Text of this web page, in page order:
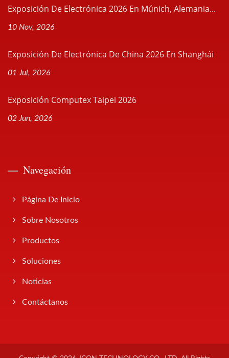
Exposición De Electrónica 2026 En Múnich, Alemania...
10 Nov, 2026
Exposición De Electrónica De China 2026 En Shanghái
01 Jul, 2026
Exposición Computex Taipei 2026
02 Jun, 2026
Navegación
Página De Inicio
Sobre Nosotros
Productos
Soluciones
Noticias
Contáctanos